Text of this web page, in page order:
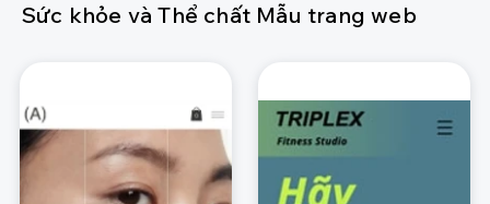
Sức khỏe và Thể chất Mẫu trang web